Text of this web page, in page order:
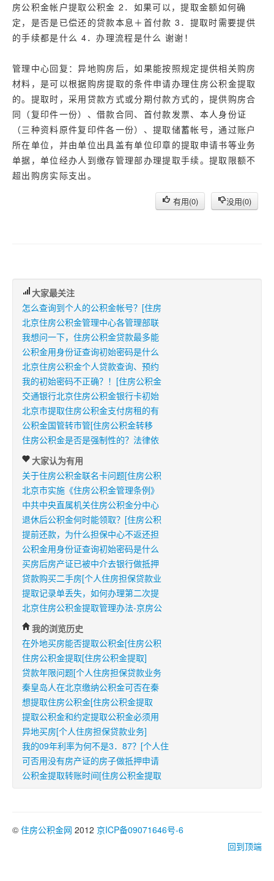
房公积金帐户提取公积金 2．如果可以，提取金额如何确
定，是否是已偿还的贷款本息＋首付款 3．提取时需要提供
的手续都是什么 4．办理流程是什么 谢谢！
管理中心回复：异地购房后，如果能按照规定提供相关购房
材料，是可以根据购房提取的条件申请办理住房公积金提取
的。提取时，采用贷款方式或分期付款方式的，提供购房合
同（复印件一份）、借款合同、首付款发票、本人身份证
（三种资料原件复印件各一份）、提取储蓄帐号，通过账户
所在单位，并由单位出具盖有单位印章的提取申请书等业务
单据，单位经办人到缴存管理部办理提取手续。提取限额不
超出购房实际支出。
有用(0) 没用(0)
大家最关注
怎么查询到个人的公积金帐号？[住房
北京住房公积金管理中心各管理部联
我想问一下，住房公积金贷款最多能
公积金用身份证查询初始密码是什么
北京住房公积金个人贷款查询、预约
我的初始密码不正确？！[住房公积金
交通银行北京住房公积金银行卡初始
北京市提取住房公积金支付房租的有
公积金国管转市管[住房公积金转移
住房公积金是否是强制性的？法律依
大家认为有用
关于住房公积金联名卡问题[住房公积
北京市实施《住房公积金管理条例》
中共中央直属机关住房公积金分中心
退休后公积金何时能领取？[住房公积
提前还款，为什么担保中心不返还担
公积金用身份证查询初始密码是什么
买房后房产证已被中介去银行做抵押
贷款购买二手房[个人住房担保贷款业
提取记录单丢失，如何办理第二次提
北京住房公积金提取管理办法-京房公
我的浏览历史
在外地买房能否提取公积金[住房公积
住房公积金提取[住房公积金提取]
贷款年限问题[个人住房担保贷款业务
秦皇岛人在北京缴纳公积金可否在秦
想提取住房公积金[住房公积金提取
提取公积金和约定提取公积金必须用
异地买房[个人住房担保贷款业务]
我的09年利率为何不是3．87？[个人住
可否用没有房产证的房子做抵押申请
公积金提取转账时间[住房公积金提取
© 住房公积金网 2012 京ICP备09071646号-6
回到顶端